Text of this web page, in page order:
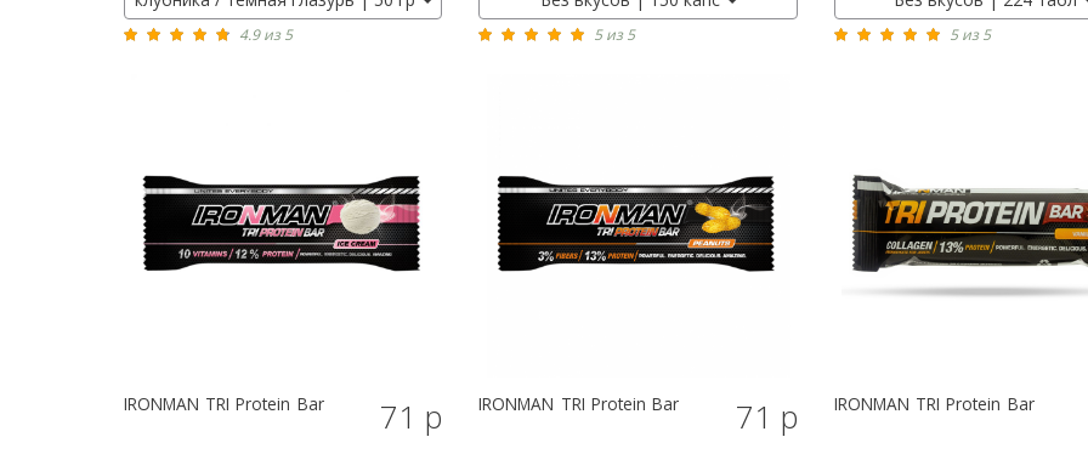
4.9 из 5 5 из 5 5 из 5
IRONMAN TRI Protein Bar 71 р IRONMAN TRI Protein Bar 71 р IRONMAN TRI Protein Bar